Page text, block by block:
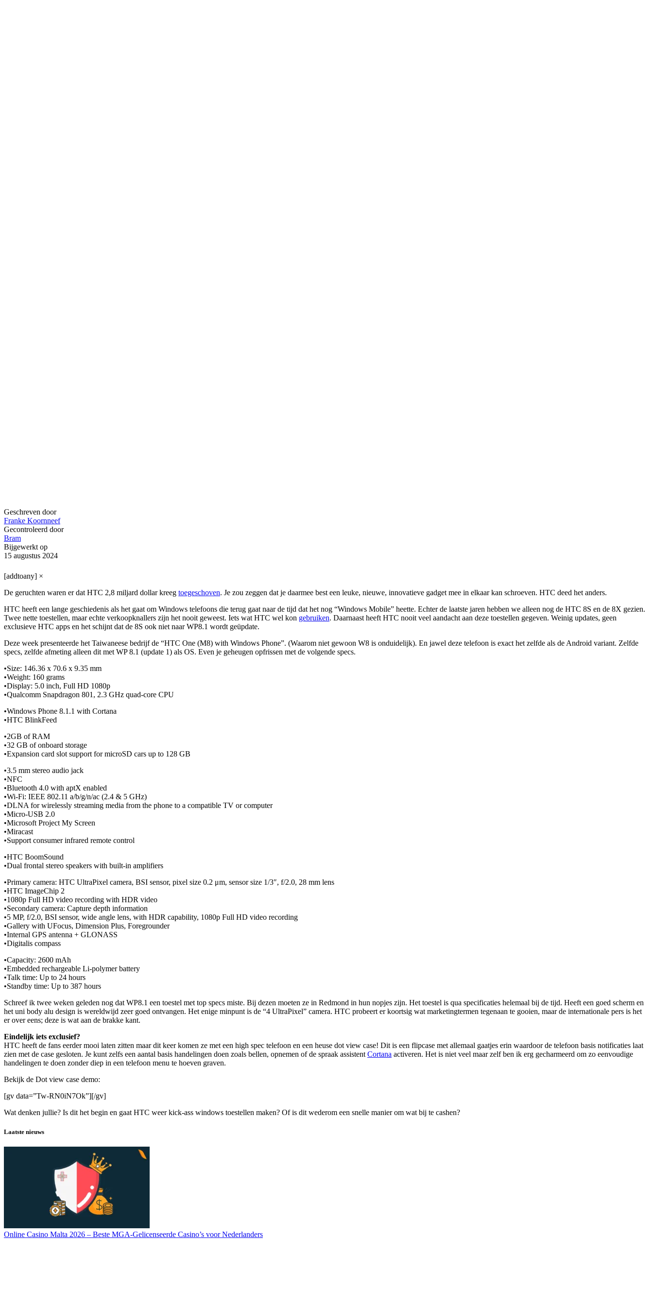
Geschreven door
Franke Koornneef
Gecontroleerd door
Bram
Bijgewerkt op
15 augustus 2024
[addtoany] ×
De geruchten waren er dat HTC 2,8 miljard dollar kreeg toegeschoven. Je zou zeggen dat je daarmee best een leuke, nieuwe, innovatieve gadget mee in elkaar kan schroeven. HTC deed het anders.
HTC heeft een lange geschiedenis als het gaat om Windows telefoons die terug gaat naar de tijd dat het nog “Windows Mobile” heette. Echter de laatste jaren hebben we alleen nog de HTC 8S en de 8X gezien.
Twee nette toestellen, maar echte verkoopknallers zijn het nooit geweest. Iets wat HTC wel kon gebruiken. Daarnaast heeft HTC nooit veel aandacht aan deze toestellen gegeven. Weinig updates, geen
exclusieve HTC apps en het schijnt dat de 8S ook niet naar WP8.1 wordt geüpdate.
Deze week presenteerde het Taiwaneese bedrijf de “HTC One (M8) with Windows Phone”. (Waarom niet gewoon W8 is onduidelijk). En jawel deze telefoon is exact het zelfde als de Android variant. Zelfde
specs, zelfde afmeting alleen dit met WP 8.1 (update 1) als OS. Even je geheugen opfrissen met de volgende specs.
•Size: 146.36 x 70.6 x 9.35 mm
•Weight: 160 grams
•Display: 5.0 inch, Full HD 1080p
•Qualcomm Snapdragon 801, 2.3 GHz quad-core CPU
•Windows Phone 8.1.1 with Cortana
•HTC BlinkFeed
•2GB of RAM
•32 GB of onboard storage
•Expansion card slot support for microSD cars up to 128 GB
•3.5 mm stereo audio jack
•NFC
•Bluetooth 4.0 with aptX enabled
•Wi-Fi: IEEE 802.11 a/b/g/n/ac (2.4 & 5 GHz)
•DLNA for wirelessly streaming media from the phone to a compatible TV or computer
•Micro-USB 2.0
•Microsoft Project My Screen
•Miracast
•Support consumer infrared remote control
•HTC BoomSound
•Dual frontal stereo speakers with built-in amplifiers
•Primary camera: HTC UltraPixel camera, BSI sensor, pixel size 0.2 μm, sensor size 1/3″, f/2.0, 28 mm lens
•HTC ImageChip 2
•1080p Full HD video recording with HDR video
•Secondary camera: Capture depth information
•5 MP, f/2.0, BSI sensor, wide angle lens, with HDR capability, 1080p Full HD video recording
•Gallery with UFocus, Dimension Plus, Foregrounder
•Internal GPS antenna + GLONASS
•Digitalis compass
•Capacity: 2600 mAh
•Embedded rechargeable Li-polymer battery
•Talk time: Up to 24 hours
•Standby time: Up to 387 hours
Schreef ik twee weken geleden nog dat WP8.1 een toestel met top specs miste. Bij dezen moeten ze in Redmond in hun nopjes zijn. Het toestel is qua specificaties helemaal bij de tijd. Heeft een goed scherm en
het uni body alu design is wereldwijd zeer goed ontvangen. Het enige minpunt is de “4 UltraPixel” camera. HTC probeert er koortsig wat marketingtermen tegenaan te gooien, maar de internationale pers is het
er over eens; deze is wat aan de brakke kant.
Eindelijk iets exclusief?
HTC heeft de fans eerder mooi laten zitten maar dit keer komen ze met een high spec telefoon en een heuse dot view case! Dit is een flipcase met allemaal gaatjes erin waardoor de telefoon basis notificaties laat
zien met de case gesloten. Je kunt zelfs een aantal basis handelingen doen zoals bellen, opnemen of de spraak assistentCortana activeren. Het is niet veel maar zelf ben ik erg gecharmeerd om zo eenvoudige
handelingen te doen zonder diep in een telefoon menu te hoeven graven.
Bekijk de Dot view case demo:
[gv data=”Tw-RN0iN7Ok”][/gv]
Wat denken jullie? Is dit het begin en gaat HTC weer kick-ass windows toestellen maken? Of is dit wederom een snelle manier om wat bij te cashen?
Laatste nieuws
Online Casino Malta 2026 – Beste MGA-Gelicenseerde Casino’s voor Nederlanders